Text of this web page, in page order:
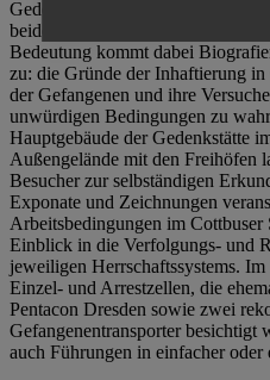
Gedenkstätte Zuchthaus Cottbus
beiden deutschen Diktaturen des
Bedeutung kommt dabei
zu: die Gründe der Inhaftierung
der Gefangenen und ihre
unwürdigen Bedingungen zu
Hauptgebäude der Gedenkstätte
Außengelände mit den Freihöfen
Besucher zur selbständigen
Exponate und Zeichnungen
Arbeitsbedingungen im
Einblick in die Verfolgungs- und
jeweiligen Herrschaftssystems.
Einzel- und Arrestzellen, die
Pentacon Dresden sowie zwei
Gefangenentransporter besichtigt
auch Führungen in einfacher